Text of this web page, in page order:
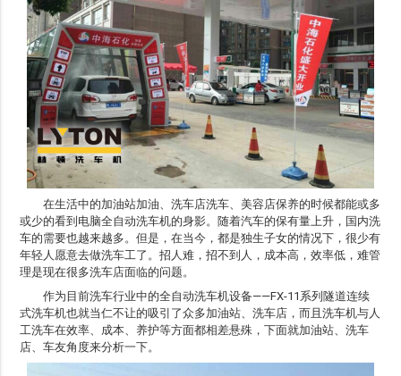
在生活中的加油站加油、洗车店洗车、美容店保养的时候都能或多
或少的看到电脑全自动洗车机的身影。随着汽车的保有量上升，国内洗
车的需要也越来越多。但是，在当今，都是独生子女的情况下，很少有
年轻人愿意去做洗车工了。招人难，招不到人，成本高，效率低，难管
理是现在很多洗车店面临的问题。
作为目前洗车行业中的全自动洗车机设备——FX-11系列隧道连续
式洗车机也就当仁不让的吸引了众多加油站、洗车店，而且洗车机与人
工洗车在效率、成本、养护等方面都相差悬殊，下面就加油站、洗车
店、车友角度来分析一下。